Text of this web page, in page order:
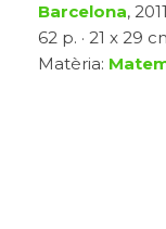
Barcelona,
62 p. · 21 x 29
Matèria: